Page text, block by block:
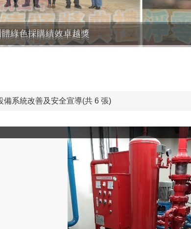
綠色採購績效卓越獎
備系統改善及安全宣導(共 6 張)